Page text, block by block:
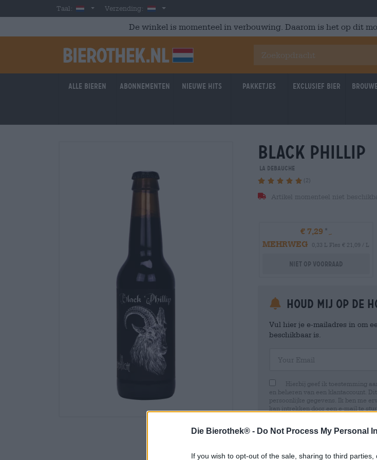
Die Bierothek® - Do Not Process My Personal
If you wish to opt-out of the sale, sharing to third
Skip to main content
Taal: DutchVerzending: Nederland
De winkel is momenteel in verbouwing. Daarom is het op dit
Alle bieren Abonnementen Nieuwe hits Pakketjes Exclusief Bier
black phillip
La Debauche
(2)
Artikel momenteel niet
€ 7,29
MEHRWEG
0,33 L Fles € 21,09 / L
Niet op voorraad
Houd mij op de
Vul hier je e-mailadres in om
beschikbaar is.
Hierbij geef ik toestemming
en beheren van een klantaccount.
persoonlijke gegevens. Ik ben me
kan intrekken door een e-mail te
toestemming geen invloed heeft